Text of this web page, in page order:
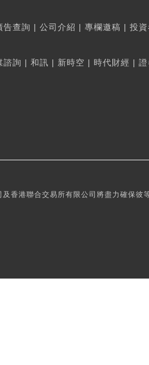
告查詢 | 公司介紹 | 專欄邀稿 | 投
諮詢 | 和訊 | 新時空 | 時代財經 | 證
及香港聯合交易所有限公司將盡力確保彼